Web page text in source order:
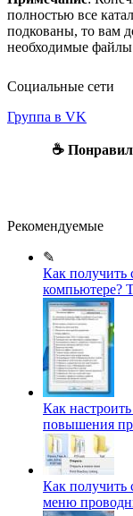
полностью все
подкованы, то вам
необходимые
Социальные сети
Группа в VK
☕
Рекомендуемые
✎
Как получить
компьютере?
Как
повышения
Как получить
меню